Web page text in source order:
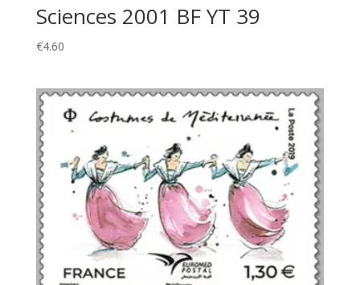
Sciences 2001 BF YT 39
€4.60